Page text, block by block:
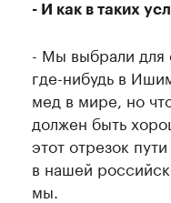
- И как в таких
- Мы выбрали для
где-нибудь в
мед в мире, но
должен быть
этот отрезок
в нашей
мы.